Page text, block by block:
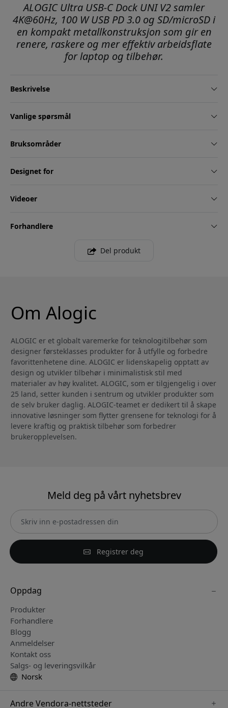
ALOGIC Ultra USB-C Dock UNI V2 samler
4K@60Hz, 100 W USB PD 3.0 og SD/microSD i
en kompakt metallkonstruksjon som gir en
renere, raskere og mer effektiv arbeidsflate
for laptop og tilbehør.
Beskrivelse
Vanlige spørsmål
Bruksområder
Designet for
Videoer
Forhandlere
Del produkt
Om Alogic
ALOGIC er et globalt varemerke for teknologitilbehør som
designer førsteklasses produkter for å utfylle og forbedre
favorittenhetene dine. ALOGIC er lidenskapelig opptatt av
design og utvikler tilbehør i minimalistisk stil med
materialer av høy kvalitet. ALOGIC, som er tilgjengelig i over
25 land, setter kunden i sentrum og utvikler produkter som
de selv bruker daglig. ALOGIC-teamet er dedikert til å skape
innovative løsninger som flytter grensene for teknologi for å
levere kraftig og praktisk tilbehør som forbedrer
brukeropplevelsen.
Meld deg på vårt nyhetsbrev
Registrer deg
Oppdag
Produkter
Forhandlere
Blogg
Anmeldelser
Kontakt oss
Salgs- og leveringsvilkår
Norsk
Andre Vendora-nettsteder